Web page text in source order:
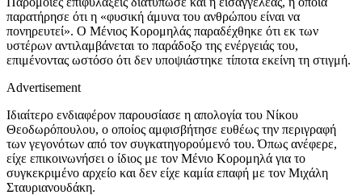
παρατήρησε ότι η «φυσική άμυνα του ανθρώπου είναι να
πονηρευτεί». Ο Μένιος Κορομηλάς παραδέχθηκε ότι εκ των
υστέρων αντιλαμβάνεται το παράδοξο της ενέργειάς του,
επιμένοντας ωστόσο ότι δεν υποψιάστηκε τίποτα εκείνη τη στιγμή.
Advertisement
Ιδιαίτερο ενδιαφέρον παρουσίασε η απολογία του Νίκου
Θεοδωρόπουλου, ο οποίος αμφισβήτησε ευθέως την περιγραφή
των γεγονότων από τον συγκατηγορούμενό του. Όπως ανέφερε,
είχε επικοινωνήσει ο ίδιος με τον Μένιο Κορομηλά για το
συγκεκριμένο αρχείο και δεν είχε καμία επαφή με τον Μιχάλη
Σταυριανουδάκη.